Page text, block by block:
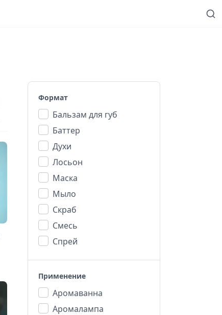
Формат
Бальзам для губ
Баттер
Духи
Лосьон
Маска
Мыло
Скраб
Смесь
Спрей
Применение
Аромаванна
Аромалампа